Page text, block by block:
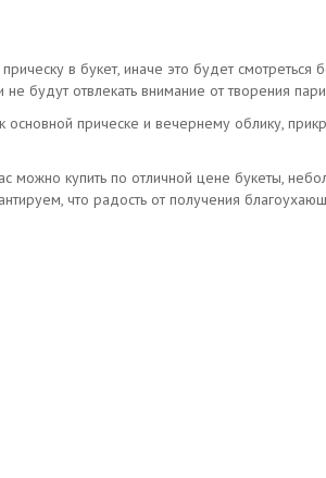
в букет, иначе это будет смотреться
будут отвлекать внимание от творения
прическе и вечернему облику,
можно купить по отличной цене букеты,
что радость от получения